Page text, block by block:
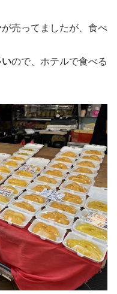
が売ってましたが、食べ
いので、ホテルで食べる